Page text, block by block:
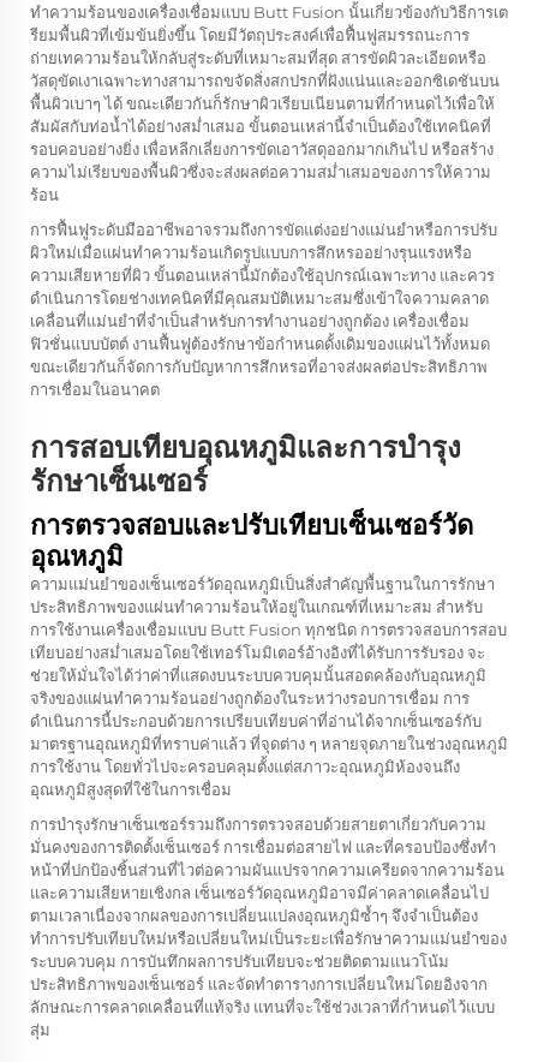
ทำความร้อนของเครื่องเชื่อมแบบ Butt Fusion นั้นเกี่ยวข้องกับวิธีการเต
รียมพื้นผิวที่เข้มข้นยิ่งขึ้น โดยมีวัตถุประสงค์เพื่อฟื้นฟูสมรรถนะการ
ถ่ายเทความร้อนให้กลับสู่ระดับที่เหมาะสมที่สุด สารขัดผิวละเอียดหรือ
วัสดุขัดเงาเฉพาะทางสามารถขจัดสิ่งสกปรกที่ฝังแน่นและออกซิเดชันบน
พื้นผิวเบาๆ ได้ ขณะเดียวกันก็รักษาผิวเรียบเนียนตามที่กำหนดไว้เพื่อให้
สัมผัสกับท่อน้ำได้อย่างสม่ำเสมอ ขั้นตอนเหล่านี้จำเป็นต้องใช้เทคนิคที่
รอบคอบอย่างยิ่ง เพื่อหลีกเลี่ยงการขัดเอาวัสดุออกมากเกินไป หรือสร้าง
ความไม่เรียบของพื้นผิวซึ่งจะส่งผลต่อความสม่ำเสมอของการให้ความ
ร้อน
การฟื้นฟูระดับมืออาชีพอาจรวมถึงการขัดแต่งอย่างแม่นยำหรือการปรับ
ผิวใหม่เมื่อแผ่นทำความร้อนเกิดรูปแบบการสึกหรออย่างรุนแรงหรือ
ความเสียหายที่ผิว ขั้นตอนเหล่านี้มักต้องใช้อุปกรณ์เฉพาะทาง และควร
ดำเนินการโดยช่างเทคนิคที่มีคุณสมบัติเหมาะสมซึ่งเข้าใจความคลาด
เคลื่อนที่แม่นยำที่จำเป็นสำหรับการทำงานอย่างถูกต้อง เครื่องเชื่อม
ฟิวชั่นแบบบัตต์ งานฟื้นฟูต้องรักษาข้อกำหนดดั้งเดิมของแผ่นไว้ทั้งหมด
ขณะเดียวกันก็จัดการกับปัญหาการสึกหรอที่อาจส่งผลต่อประสิทธิภาพ
การเชื่อมในอนาคต
การสอบเทียบอุณหภูมิและการบำรุง
รักษาเซ็นเซอร์
การตรวจสอบและปรับเทียบเซ็นเซอร์วัด
อุณหภูมิ
ความแม่นยำของเซ็นเซอร์วัดอุณหภูมิเป็นสิ่งสำคัญพื้นฐานในการรักษา
ประสิทธิภาพของแผ่นทำความร้อนให้อยู่ในเกณฑ์ที่เหมาะสม สำหรับ
การใช้งานเครื่องเชื่อมแบบ Butt Fusion ทุกชนิด การตรวจสอบการสอบ
เทียบอย่างสม่ำเสมอโดยใช้เทอร์โมมิเตอร์อ้างอิงที่ได้รับการรับรอง จะ
ช่วยให้มั่นใจได้ว่าค่าที่แสดงบนระบบควบคุมนั้นสอดคล้องกับอุณหภูมิ
จริงของแผ่นทำความร้อนอย่างถูกต้องในระหว่างรอบการเชื่อม การ
ดำเนินการนี้ประกอบด้วยการเปรียบเทียบค่าที่อ่านได้จากเซ็นเซอร์กับ
มาตรฐานอุณหภูมิที่ทราบค่าแล้ว ที่จุดต่าง ๆ หลายจุดภายในช่วงอุณหภูมิ
การใช้งาน โดยทั่วไปจะครอบคลุมตั้งแต่สภาวะอุณหภูมิห้องจนถึง
อุณหภูมิสูงสุดที่ใช้ในการเชื่อม
การบำรุงรักษาเซ็นเซอร์รวมถึงการตรวจสอบด้วยสายตาเกี่ยวกับความ
มั่นคงของการติดตั้งเซ็นเซอร์ การเชื่อมต่อสายไฟ และที่ครอบป้องซึ่งทำ
หน้าที่ปกป้องชิ้นส่วนที่ไวต่อความผันแปรจากความเครียดจากความร้อน
และความเสียหายเชิงกล เซ็นเซอร์วัดอุณหภูมิอาจมีค่าคลาดเคลื่อนไป
ตามเวลาเนื่องจากผลของการเปลี่ยนแปลงอุณหภูมิซ้ำๆ จึงจำเป็นต้อง
ทำการปรับเทียบใหม่หรือเปลี่ยนใหม่เป็นระยะเพื่อรักษาความแม่นยำของ
ระบบควบคุม การบันทึกผลการปรับเทียบจะช่วยติดตามแนวโน้ม
ประสิทธิภาพของเซ็นเซอร์ และจัดทำตารางการเปลี่ยนใหม่โดยอิงจาก
ลักษณะการคลาดเคลื่อนที่แท้จริง แทนที่จะใช้ช่วงเวลาที่กำหนดไว้แบบ
สุ่ม